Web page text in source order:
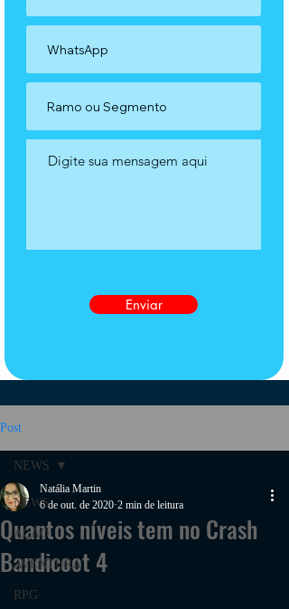
Enviar
Post
NEWS
AÇÃO
AVENTURA
RPG
NEWS
Quantos níveis tem no Crash
Bandicoot 4
Natália Martin
6 de out. de 2020 2 min de leitura